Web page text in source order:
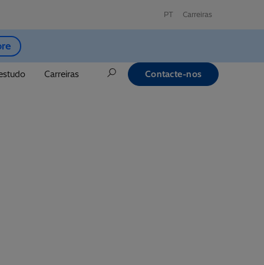
PT Carreiras
Carreiras Contacte-nos